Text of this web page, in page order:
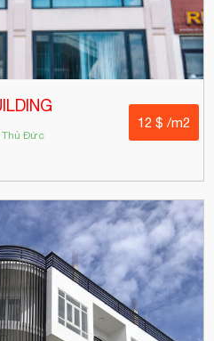
Thủ Đức
12 $ /m2